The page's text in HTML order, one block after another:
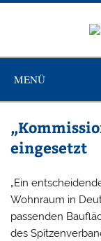
Zum
MENÜ
eingesetzt
„Ein
Wohnraum in
passenden
des